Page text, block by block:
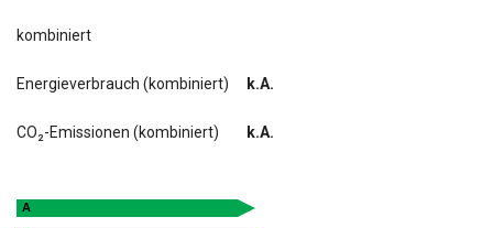
kombiniert
Energieverbrauch (kombiniert) k.A.
CO₂-Emissionen (kombiniert) k.A.
A